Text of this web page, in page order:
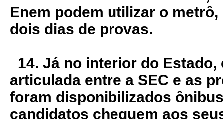
Enem podem utilizar o
dois dias de provas.
14. Já no interior do Estado,
articulada entre a SEC e as
foram disponibilizados
candidatos cheguem aos